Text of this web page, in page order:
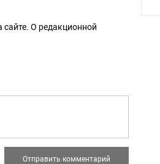
сайте. О редакционной